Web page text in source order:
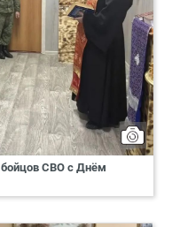
бойцов СВО с Днём